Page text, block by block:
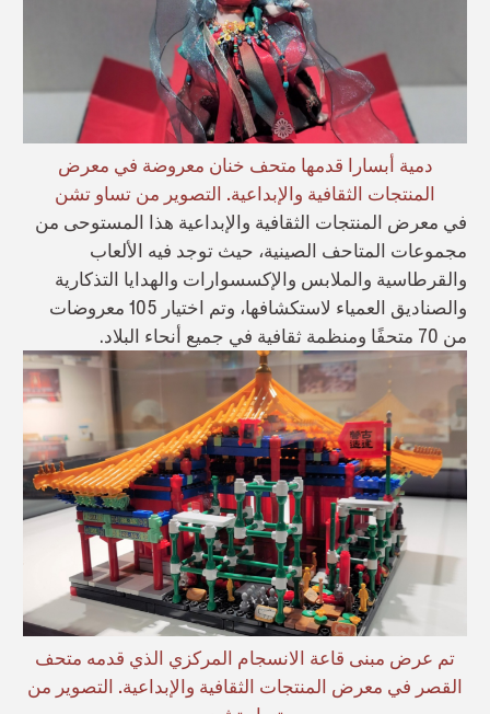
دمية أبسارا قدمها متحف خنان معروضة في معرض
المنتجات الثقافية والإبداعية. التصوير من تساو تشن
في معرض المنتجات الثقافية والإبداعية هذا المستوحى من
مجموعات المتاحف الصينية، حيث توجد فيه الألعاب
والقرطاسية والملابس والإكسسوارات والهدايا التذكارية
والصناديق العمياء لاستكشافها، وتم اختيار 105 معروضات
من 70 متحفًا ومنظمة ثقافية في جميع أنحاء البلاد.
تم عرض مبنى قاعة الانسجام المركزي الذي قدمه متحف
القصر في معرض المنتجات الثقافية والإبداعية. التصوير من